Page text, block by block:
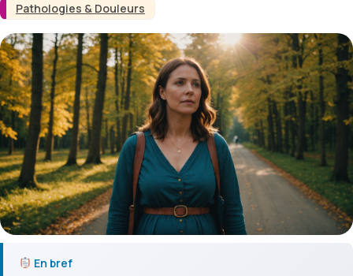
Pathologies & Douleurs
En bref